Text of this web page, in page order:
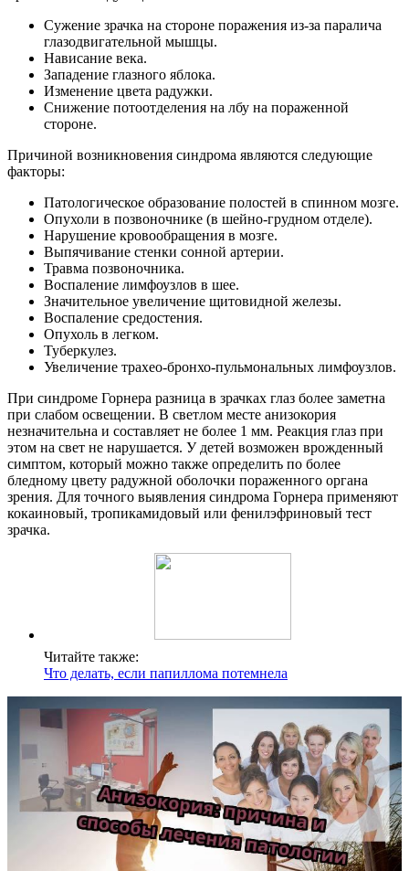
Сужение зрачка на стороне поражения из-за паралича
глазодвигательной мышцы.
Нависание века.
Западение глазного яблока.
Изменение цвета радужки.
Снижение потоотделения на лбу на пораженной
стороне.
Причиной возникновения синдрома являются следующие
факторы:
Патологическое образование полостей в спинном мозге.
Опухоли в позвоночнике (в шейно-грудном отделе).
Нарушение кровообращения в мозге.
Выпячивание стенки сонной артерии.
Травма позвоночника.
Воспаление лимфоузлов в шее.
Значительное увеличение щитовидной железы.
Воспаление средостения.
Опухоль в легком.
Туберкулез.
Увеличение трахео-бронхо-пульмональных лимфоузлов.
При синдроме Горнера разница в зрачках глаз более заметна
при слабом освещении. В светлом месте анизокория
незначительна и составляет не более 1 мм. Реакция глаз при
этом на свет не нарушается. У детей возможен врожденный
симптом, который можно также определить по более
бледному цвету радужной оболочки пораженного органа
зрения. Для точного выявления синдрома Горнера применяют
кокаиновый, тропикамидовый или фенилэфриновый тест
зрачка.
Читайте также:
Что делать, если папиллома потемнела